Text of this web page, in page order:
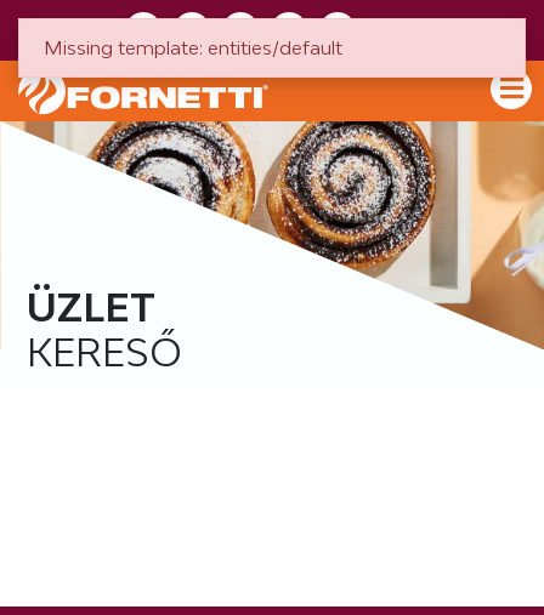
ÜZLET
KERESŐ
Missing template: entities/default